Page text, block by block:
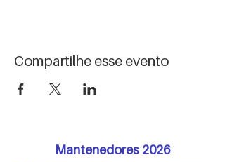
Compartilhe esse evento
Mantenedores 2026